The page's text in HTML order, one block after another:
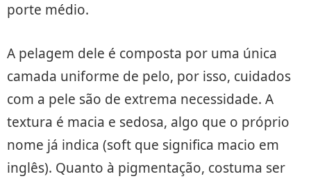
porte médio.
A pelagem dele é composta por uma única
camada uniforme de pelo, por isso, cuidados
com a pele são de extrema necessidade. A
textura é macia e sedosa, algo que o próprio
nome já indica (soft que significa macio em
inglês). Quanto à pigmentação, costuma ser